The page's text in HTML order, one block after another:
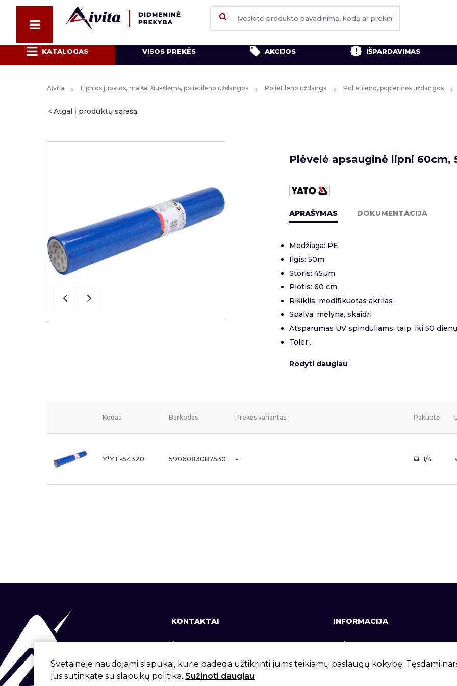
KATALOGAS VISOS PREKĖS AKCIJOS IŠPARDAVIMAS
Aivita Lipnios juostos, maišai šiukšlėms, polietileno uždangos Polietileno uždanga Polietileno, popierinės uždangos
Atgal į produktų sąrašą
Plėvelė apsauginė lipni 60cm,
APRAŠYMAS DOKUMENTACIJA
Medžiaga: PE
Ilgis: 50m
Storis: 45µm
Plotis: 60 cm
Rišiklis: modifikuotas akrilas
Spalva: mėlyna, skaidri
Atsparumas UV spinduliams: taip, iki 50 dienų
Toler...
Rodyti daugiau
Kodas Barkodas Prekės variantas Pakuotė
Y*YT-54320 5906083087530 - 1/4
KONTAKTAI
+370 37 337641, +370 37 337642
info@aivita.lt
Svirbygalos g. 6, Kaunas, LT-46281
INFORMACIJA
Apie mus
Kontaktai
Svetainėje naudojami slapukai, kurie padeda užtikrinti jums teikiamų paslaugų kokybę. Tęsdami
jūs sutinkate su slapukų politika. Sužinoti daugiau